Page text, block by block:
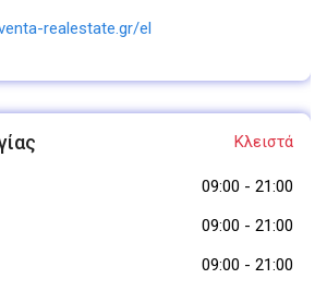
realestate.gr/el
Κλειστά
09:00 - 21:00
09:00 - 21:00
09:00 - 21:00